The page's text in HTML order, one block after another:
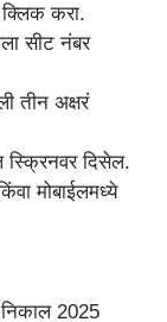
क्लिक करा.
सीट नंबर
तीन अक्षरं
दिसेल.
मोबाईलमध्ये
निकाल 2025